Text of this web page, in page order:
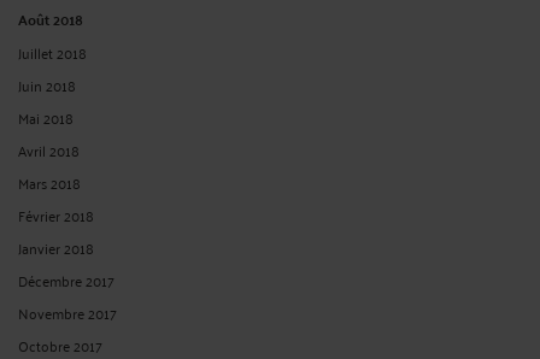
Août 2018
Juillet 2018
Juin 2018
Mai 2018
Avril 2018
Mars 2018
Février 2018
Janvier 2018
Décembre 2017
Novembre 2017
Octobre 2017